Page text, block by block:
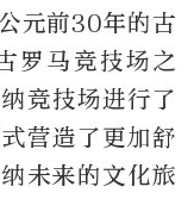
元前30年的古
罗马竞技场之
竞技场进行了
营造了更加舒
未来的文化旅